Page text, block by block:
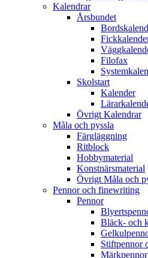
Kalendrar
Årsbundet
Filofax
Skolstart
Kalender
Övrigt Kalendrar
Måla och pyssla
Färgläggning
Ritblock
Hobbymaterial
Konstnärsmaterial
Övrigt Måla och
Pennor och finewriting
Pennor
Bläck- och
Stiftpennor
Märkpennor